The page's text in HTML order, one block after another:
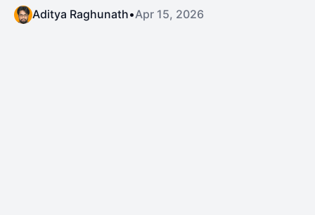
Aditya Raghunath•Apr 15, 2026